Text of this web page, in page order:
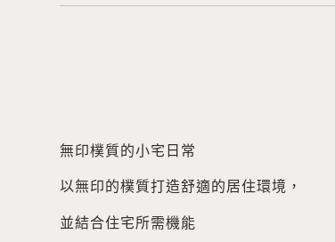
無印樸質的小宅日常
以無印的樸質打造舒適的居住環境，
並結合住宅所需機能